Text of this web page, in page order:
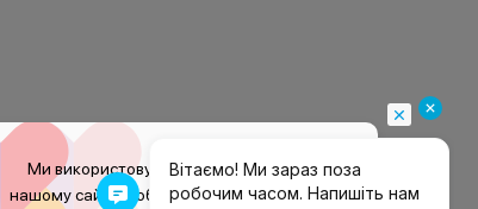
Ми використовуємо файли cookieна
нашому сайті, щоб покращити ваш досвід